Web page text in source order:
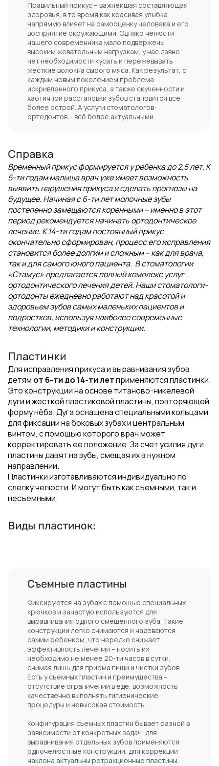
Правильный прикус – важнейшая составляющая
здоровья, в то время как красивая улыбка
напрямую влияет на самооценку человека и его
восприятие окружающими. Однако челюсти
нашего современника мало подвержены
высоким жевательным нагрузкам, у нас давно
нет необходимости кусать и пережевывать
жесткие волокна сырого мяса. Как результат, с
каждым новым поколением проблема
искривленного прикуса, а также скученности и
хаотичной расстановки зубов становится всё
более острой. А услуги стоматологов-
ортодонтов – всё более актуальными.
Справка
Временный прикус формируется у ребенка до 2,5 лет. К
5-ти годам малыша врач уже имеет возможность
выявить нарушения прикуса и сделать прогнозы на
будущее. Начиная с 6-ти лет молочные зубы
постепенно замещаются коренными – именно в этот
период рекомендуется начинать ортодонтическое
лечение. К 14-ти годам постоянный прикус
окончательно сформирован, процесс его исправления
становится более долгим и сложным – как для врача,
так и для самого юного пациента. В стоматологии
«Стамус» предлагается полный комплекс услуг
ортодонтического лечения детей. Наши стоматологи-
ортодонты ежедневно работают над красотой и
здоровьем зубов самых маленьких пациентов и
подростков, используя наиболее современные
технологии, методики и конструкции.
Пластинки
Для исправления прикуса и выравнивания зубов
детям от 6-ти до 14-тилетприменяются пластинки.
Это конструкции на основе титаново-никелевой
дуги и жесткой пластиковой пластины, повторяющей
форму нёба. Дуга оснащена специальными кольцами
для фиксации на боковых зубах и центральным
винтом, с помощью которого врач может
корректировать ее положение. За счет усилия дуги
пластины давят на зубы, смещая их в нужном
направлении.
Пластинки изготавливаются индивидуально по
слепку челюсти. И могут быть как съемными, так и
несъемными.
Виды пластинок:
Съемные пластины
Фиксируются на зубах с помощью специальных
крючков и зачастую используются для
выравнивания одного смещенного зуба. Такие
конструкции легко снимаются и надеваются
самим ребенком, что нередко снижает
эффективность лечения – носить их
необходимо не менее 20-ти часов в сутки,
снимая лишь для приема пищи и чистки зубов.
Есть у съемных пластин и преимущества –
отсутствие ограничений в еде, возможность
качественно выполнять гигиенические
процедуры и невысокая стоимость.
Конфигурация съемных пластин бывает разной в
зависимости от конкретных задач: для
выравнивания отдельных зубов применяются
одночелюстные конструкции, для коррекции
наклона актуальны ретракционные пластины,